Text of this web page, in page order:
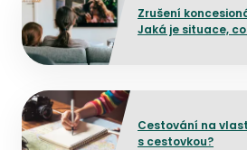
Zrušení
Jaká je situace,
Cestování na
s cestovkou?
Přejít na detail článku